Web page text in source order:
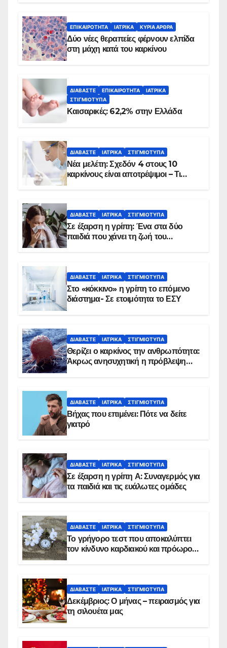
ΕΠΙΚΑΙΡΌΤΗΤΑ ΙΑΤΡΙΚΆ ΚΥΡΙΑ ΑΡΘΡΑ
Δύο νέες θεραπείες φέρνουν ελπίδα
στη μάχη κατά του καρκίνου
ΔΙΑΒΆΣΤΕ ΕΠΙΚΑΙΡΌΤΗΤΑ
ΙΑΤΡΙΚΆ
ΣΤΙΓΜΙΌΤΥΠΑ
Καισαρικές: 62,2% στην Ελλάδα
ΔΙΑΒΆΣΤΕ ΙΑΤΡΙΚΆ ΣΤΙΓΜΙΌΤΥΠΑ
Νέα μελέτη: Σχεδόν 4 στους 10
καρκίνους είναι αποτρέψιμοι – Τι
ΔΙΑΒΆΣΤΕ ΙΑΤΡΙΚΆ ΣΤΙΓΜΙΌΤΥΠΑ
Σε έξαρση η γρίπη: Ένα στα δύο
παιδιά που χάνει τη ζωή του
ΔΙΑΒΆΣΤΕ ΙΑΤΡΙΚΆ ΣΤΙΓΜΙΌΤΥΠΑ
Στο «κόκκινο» η γρίπη το επόμενο
διάστημα- Σε ετοιμότητα το ΕΣΥ
ΔΙΑΒΆΣΤΕ ΙΑΤΡΙΚΆ ΣΤΙΓΜΙΌΤΥΠΑ
Θερίζει ο καρκίνος την ανθρωπότητα:
Άκρως ανησυχητική η πρόβλεψη…
ΔΙΑΒΆΣΤΕ ΙΑΤΡΙΚΆ ΣΤΙΓΜΙΌΤΥΠΑ
Βήχας που επιμένει: Πότε να δείτε
γιατρό
ΔΙΑΒΆΣΤΕ ΙΑΤΡΙΚΆ ΣΤΙΓΜΙΌΤΥΠΑ
Σε έξαρση η γρίπη Α: Συναγερμός για
τα παιδιά και τις ευάλωτες ομάδες
ΔΙΑΒΆΣΤΕ ΙΑΤΡΙΚΆ ΣΤΙΓΜΙΌΤΥΠΑ
Το γρήγορο τεστ που αποκαλύπτει
τον κίνδυνο καρδιακού και πρόωρου
ΔΙΑΒΆΣΤΕ ΙΑΤΡΙΚΆ ΣΤΙΓΜΙΌΤΥΠΑ
Δεκέμβριος: Ο μήνας – πειρασμός για
τη σιλουέτα μας